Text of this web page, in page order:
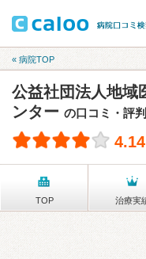
« 病院TOP
公益社団法人地域
ンター の口コミ・評判
4.14
TOP 治療実